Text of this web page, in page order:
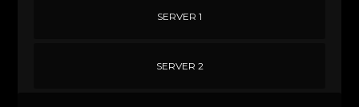
SERVER 1
SERVER 2